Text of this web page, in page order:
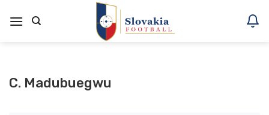
na
C. Madubuegwu